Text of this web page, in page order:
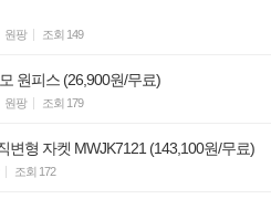
원팡 조회 149
원피스 (26,900원/무료)
원팡 조회 179
변형 자켓 MWJK7121 (143,100원/무료)
조회 172